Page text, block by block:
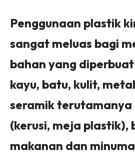
Penggunaan plastik
sangat meluas bagi
bahan yang
kayu, batu, kulit,
seramik
(kerusi, meja plastik),
makanan dan